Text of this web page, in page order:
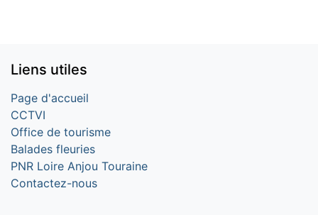
Liens utiles
Page d'accueil
CCTVI
Office de tourisme
Balades fleuries
PNR Loire Anjou Touraine
Contactez-nous